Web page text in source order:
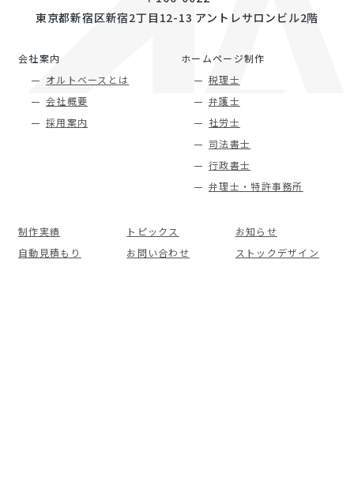
東京都新宿区新宿2丁目12-13 アントレサロンビル2階
会社案内
オルトベースとは
会社概要
採用案内
ホームページ制作
税理士
弁護士
社労士
司法書士
行政書士
弁理士・特許事務所
制作実績 トピックス
お知らせ
自動見積もり
お問い合わせ ストックデザイン